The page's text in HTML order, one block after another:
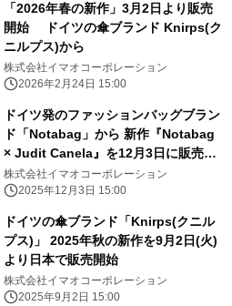
「2026年春の新作」3月2日より販売
開始 ドイツの傘ブランド Knirps(ク
ニルプス)から
株式会社イマオコーポレーション
2026年2月24日 15:00
ドイツ発のファッションバッグブラン
ド「Notabag」から 新作『Notabag
× Judit Canela』を12月3日に販売開
始 ～立ち止まって、夢見るひととき
を～
株式会社イマオコーポレーション
2025年12月3日 15:00
ドイツの傘ブランド「Knirps(クニル
プス)」 2025年秋の新作を9月2日(火)
より日本で販売開始
株式会社イマオコーポレーション
2025年9月2日 15:00